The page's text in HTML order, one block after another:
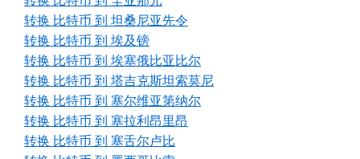
转换 比特币 到 坦桑尼亚先令
转换 比特币 到 埃及镑
转换 比特币 到 埃塞俄比亚比尔
转换 比特币 到 塔吉克斯坦索莫尼
转换 比特币 到 塞尔维亚第纳尔
转换 比特币 到 塞拉利昂里昂
转换 比特币 到 塞舌尔卢比